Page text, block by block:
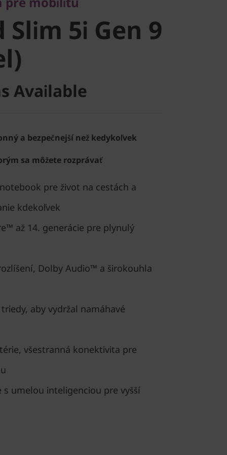
5i Gen
Slim 5i Gen 9
Available
a bezpečnejší než kedykoľvek
sa môžete rozprávať
pre život na cestách a
kdekoľvek
až 14. generácie pre plynulý
Dolby Audio™ a širokouhla
aby vydržal namáhavé
všestranná konektivita pre
umelou inteligenciou pre vyšší